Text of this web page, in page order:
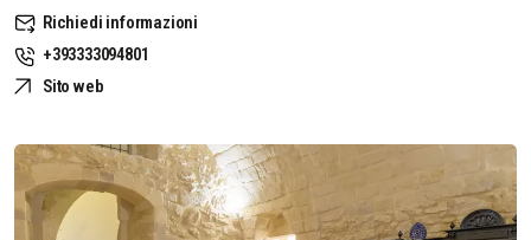
Richiedi informazioni
+393333094801
Sito web